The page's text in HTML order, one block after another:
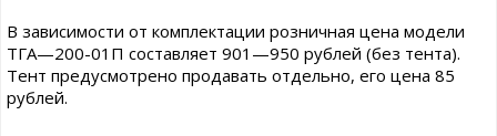
В зависимости от комплектации розничная цена модели
ТГА—200-01П составляет 901—950 рублей (без тента).
Тент предусмотрено продавать отдельно, его цена 85
рублей.